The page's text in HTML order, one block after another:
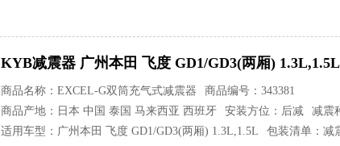
KYB减震器 广州本田 飞度 GD1/GD3(两厢) 1.3L,1.5L
商品名称：EXCEL-G双筒充气式减震器
商品编号：343381
商品产地：日本 中国 泰国 马来西亚 西班牙
安装方位：后减
减震
适用车型：广州本田 飞度 GD1/GD3(两厢) 1.3L,1.5L
包装清单：减